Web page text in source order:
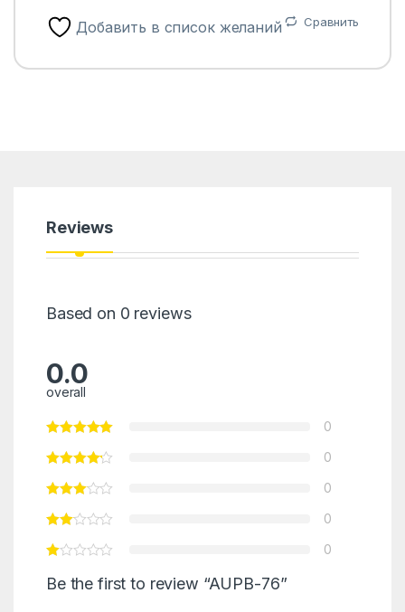
Добавить в список желаний Сравнить
Reviews
Based on 0 reviews
0.0
overall
0
0
0
0
0
Be the first to review “AUPB-76”